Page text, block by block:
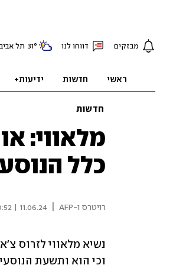
מבזקים דווחו לנו 31° תל אביב
ראשי חדשות ידיעות+
חדשות
מלאווי:
כלל
רויטרס ו-AFP 11.06.24 | 10:52